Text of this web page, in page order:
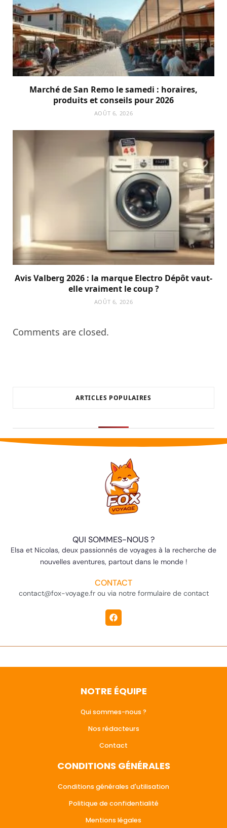
Marché de San Remo le samedi : horaires,
produits et conseils pour 2026
AOÛT 6, 2026
Avis Valberg 2026 : la marque Electro Dépôt vaut-
elle vraiment le coup ?
AOÛT 6, 2026
Comments are closed.
ARTICLES POPULAIRES
QUI SOMMES-NOUS ?
Elsa et Nicolas, deux passionnés de voyages à la recherche de
nouvelles aventures, partout dans le monde !
CONTACT
contact@fox-voyage.fr ou via notre formulaire de contact
NOTRE ÉQUIPE
Qui sommes-nous ?
Nos rédacteurs
Contact
CONDITIONS GÉNÉRALES
Conditions générales d'utilisation
Politique de confidentialité
Mentions légales